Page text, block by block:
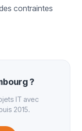
contraintes
?
IT avec
2015.